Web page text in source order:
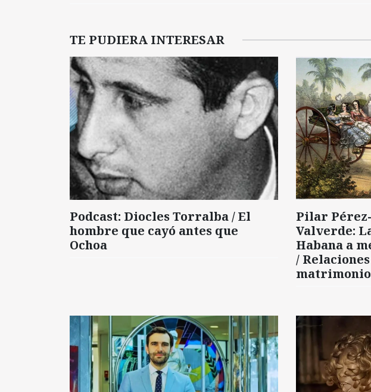
TE PUDIERA INTERESAR
Podcast: Diocles Torralba / El
hombre que cayó antes que
Ochoa
Pilar
Valverde:
Habana a
/
matrimonio